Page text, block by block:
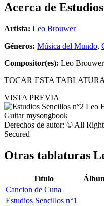
Acerca de
Artista: Leo Brouwer
Géneros: Música del Mundo,
Compositor(es): Leo Brouwer
TOCAR ESTA TABLATURA
VISTA PREVIA
Derechos de autor: © All
Secured
Otras tablaturas
Título
Cancion de Cuna
Estudios Sencillos n°1